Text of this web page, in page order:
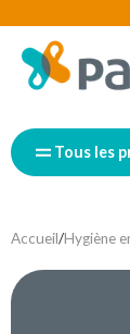
Tous les
Accueil/Hygiène